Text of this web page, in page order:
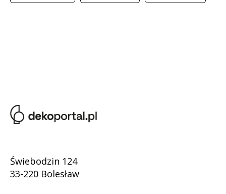
Świebodzin 124
33-220 Bolesław